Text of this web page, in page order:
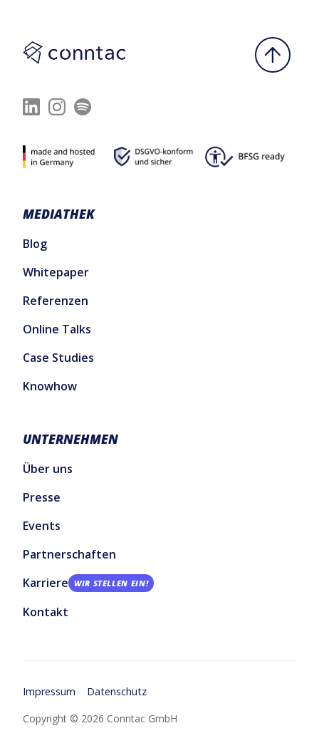
MEDIATHEK
Blog
Whitepaper
Referenzen
Online Talks
Case Studies
Knowhow
UNTERNEHMEN
Über uns
Presse
Events
Partnerschaften
Karriere WIR STELLEN EIN!
Kontakt
Copyright © 2026 Conntac GmbH
Impressum Datenschutz